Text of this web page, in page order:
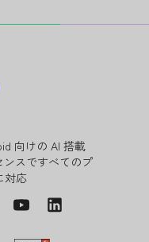
向けの AI 搭載
ンスですべてのプ
対応